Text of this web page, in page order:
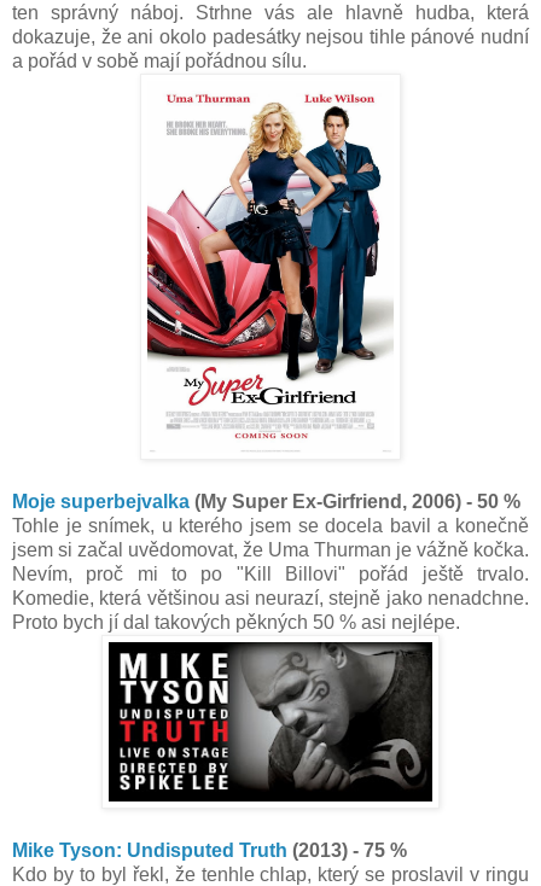
ten správný náboj. Strhne vás ale hlavně hudba, která
dokazuje, že ani okolo padesátky nejsou tihle pánové nudní
a pořád v sobě mají pořádnou sílu.
Moje superbejvalka (My Super Ex-Girfriend, 2006) - 50 %
Tohle je snímek, u kterého jsem se docela bavil a konečně
jsem si začal uvědomovat, že Uma Thurman je vážně kočka.
Nevím, proč mi to po "Kill Billovi" pořád ještě trvalo.
Komedie, která většinou asi neurazí, stejně jako nenadchne.
Proto bych jí dal takových pěkných 50 % asi nejlépe.
Mike Tyson: Undisputed Truth (2013) - 75 %
Kdo by to byl řekl, že tenhle chlap, který se proslavil v ringu